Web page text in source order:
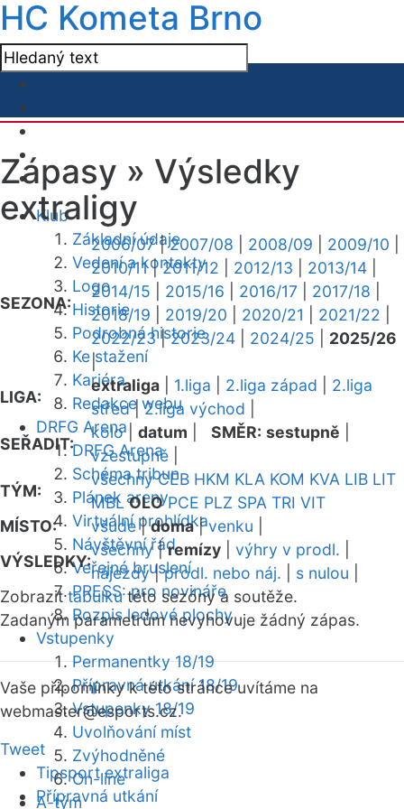
HC Kometa Brno
Klub
Základní údaje
Vedení a kontakty
Logo
Historie
Podrobná historie
Ke stažení
Kariéra
Redakce webu
DRFG Arena
DRFG Arena
Schéma tribun
Plánek areny
Virtuální prohlídka
Návštěvní řád
Veřejné bruslení
PRESS: pro novináře
Rozpis ledové plochy
Vstupenky
Permanentky 18/19
Přípravná utkání 18/19
Vstupenky 18/19
Uvolňování míst
Zvýhodněné
On-line
A-tým
Zápasy » Výsledky
extraligy
SEZONA:
2006/07|2007/08 2008/09 2009/10
2010/11|2011/12 2012/13 2013/14
2014/15
2015/16 2016/17 2017/18
2018/19
2019/20 2020/21 2021/22
2022/23|2023/24 2024/25
2025/26
|
LIGA:
extraliga 1.liga 2.liga západ
2.liga
střed|2.liga východ
SEŘADIT:
kolo| datum SMĚR: sestupně
vzestupně
TÝM:
všechny CEB HKM KLA KOM KVA LIB LIT
MBL OLO PCE PLZ SPA TRI VIT
MÍSTO:
všude|doma|venku
VÝSLEDKY:
všechny|remízy výhry v prodl.
nájezdy|prodl. nebo náj. s nulou
Zobrazittabulkutéto sezóny a soutěže.
Zadaným parametrům nevyhovuje žádný zápas.
Vaše připomínky k této stránce uvítáme na
webmaster@esports.cz.
Tweet
Tipsport extraliga
Přípravná utkání